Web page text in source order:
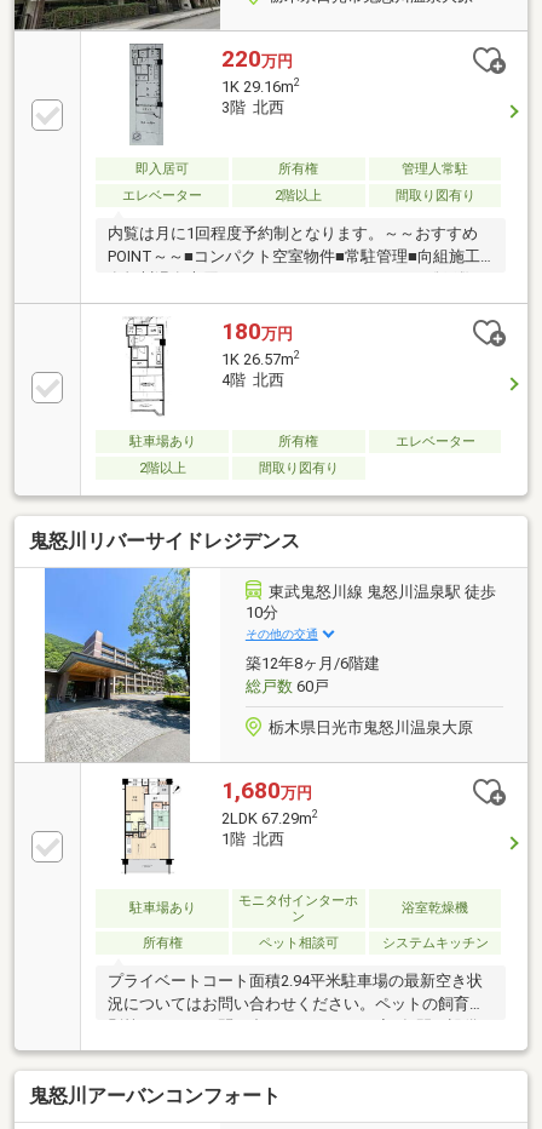
220万円
1K 29.16m2
3階 北西
即入居可 所有権
管理人常駐
エレベーター
2階以上 間取り図有り
内覧は月に1回程度予約制となります。～～おすすめ
POINT～～■コンパクト空室物件■常駐管理■向組施工■
169戸■ローソン隣接■スキー拠点にピッタリ
180万円
1K 26.57m2
4階 北西
駐車場あり 所有権
エレベーター
2階以上
間取り図有り
鬼怒川リバーサイドレジデンス
東武鬼怒川線 鬼怒川温泉駅 徒歩
10分
その他の交通
築12年8ヶ月/6階建
総戸数60戸
栃木県日光市鬼怒川温泉大原
1,680万円
2LDK 67.29m2
1階 北西
駐車場あり
モニタ付インターホ
ン
浴室乾燥機
所有権 ペット相談可 システムキッチン
プライベートコート面積2.94平米駐車場の最新空き状
況についてはお問い合わせください。ペットの飼育細
保証つき◆弊社から直接ご購入いただいたお客様に
は、指定設備の故障時に修理費用を軽減する「あんし
ん保証」サービスをご用意しております。※保証内容
の制限・保証限度額の設定あり◆設備トラブルの問い
鬼怒川アーバンコンフォート